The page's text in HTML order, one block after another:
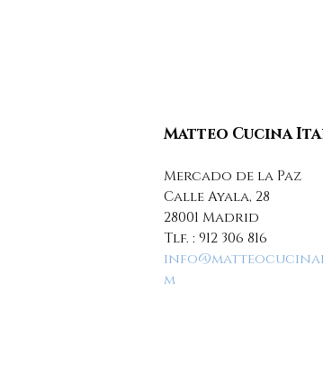
Matteo Cucina
Mercado de la Paz
Calle Ayala, 28
28001 Madrid
Tlf. : 912 306 816
m